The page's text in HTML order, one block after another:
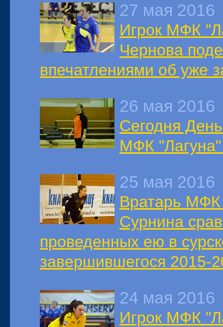
27 мая 2016
Игрок МФК
Чернова
впечатлениями об уже
26 мая 2016
Сегодня
МФК
25 мая 2016
Вратарь
Сурнина
проведенных ею в
завершившегося 2015-
24 мая 2016
Игрок МФК